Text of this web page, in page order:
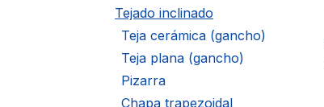
Tejado inclinado
Teja cerámica (gancho)
Teja plana (gancho)
Pizarra
Chapa trapezoidal